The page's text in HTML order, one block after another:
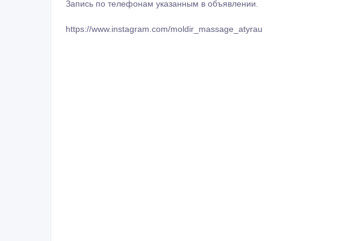
Запись по телефонам указанным в объявлении.
https://www.instagram.com/moldir_mаssаge_atyrau